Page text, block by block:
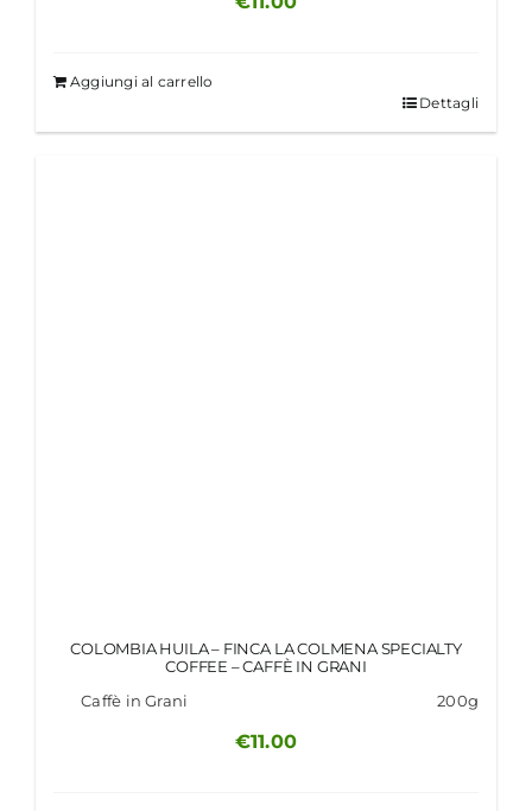
Aggiungi al carrello
Dettagli
COLOMBIA HUILA – FINCA LA COLMENA SPECIALTY
COFFEE – CAFFÈ IN GRANI
Caffè in Grani
200g
€11.00